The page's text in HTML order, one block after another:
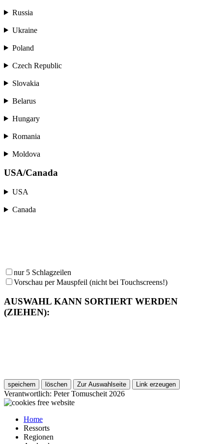
Russia
Ukraine
Poland
Czech Republic
Slovakia
Belarus
Hungary
Romania
Moldova
USA/Canada
USA
Canada
nur 5 Schlagzeilen
Vorschau per Mauspfeil (nicht bei Touchscreens!)
AUSWAHL KANN SORTIERT WERDEN
(ZIEHEN):
Verantwortlich: Peter Tomuscheit 2026
Home
Ressorts
Regionen